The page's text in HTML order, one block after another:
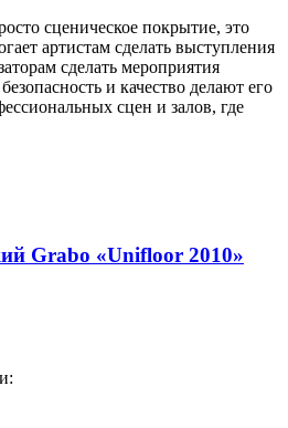
сценическое покрытие, это
артистам сделать выступления
сделать мероприятия
и качество делают его
сцен и залов, где
Grabo «Unifloor 2010»